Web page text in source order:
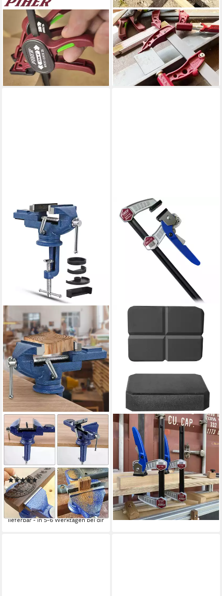
PIHER
Schraubzwinge 1 Paar Micro
Quick 25 kg Einhandzwinge
10 cm, (1 Paar)
ab 32,90 €
lieferbar - in 2-3 Werktagen bei dir
PIHER
Schraubzwinge
Schraubzwinge Maxipress E
900 kg 60 cm, (1 Stück)
47,90 €
lieferbar - in 2-3 Werktagen bei dir
YOUYIJIA
Schraubstock Schraubstock
Drehbar 80mm
Tischschraubstock mit 360°
Drehbarem Sockel, drehen
(5)
18,99 € UVP 35,99 €
(0,38 €/ 1 Stk)
-47%
lieferbar - in 5-6 Werktagen bei dir
PIHER
Schraubzwinge Piher PAL Alu
Quick 250 kg Zwinge 15 cm,
(Stück)
42,90 €
lieferbar - in 2-3 Werktagen bei dir